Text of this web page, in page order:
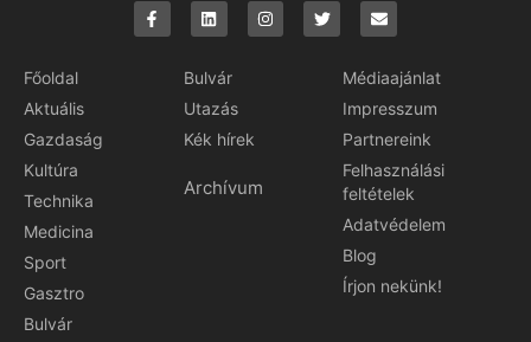
Főoldal
Aktuális
Gazdaság
Kultúra
Technika
Medicina
Sport
Gasztro
Bulvár
Bulvár
Utazás
Kék hírek
Archívum
Médiaajánlat
Impresszum
Partnereink
Felhasználási
feltételek
Adatvédelem
Blog
Írjon nekünk!